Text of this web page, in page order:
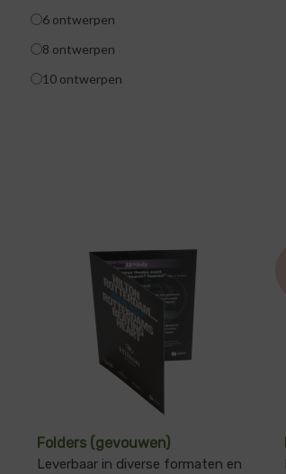
6 ontwerpen
8 ontwerpen
10 ontwerpen
Folders (gevouwen)
Leverbaar in diverse formaten en